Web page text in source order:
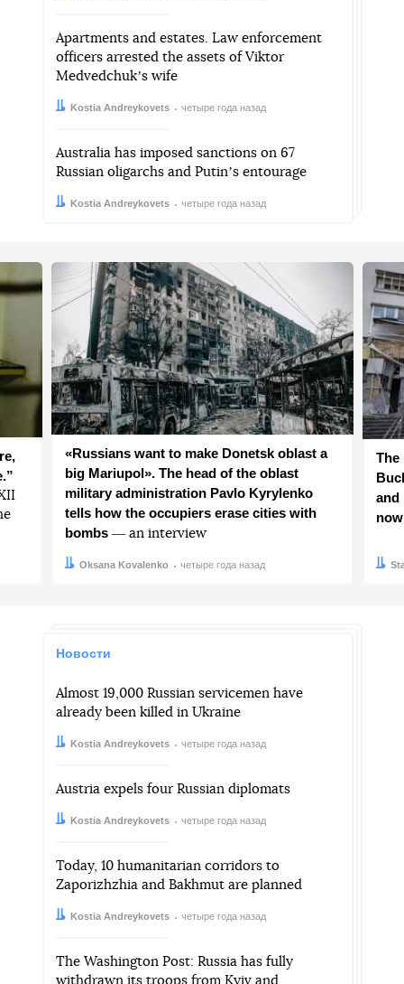
Apartments and estates. Law enforcement
officers arrested the assets of Viktor
Medvedchukʼs wife
Автор:Kostia Andreykovets
Дата: четыре года назад
Australia has imposed sanctions on 67
Russian oligarchs and Putinʼs entourage
Автор:Kostia Andreykovets
Дата: четыре года назад
«Russians want to make Donetsk oblast a
big Mariupol». The head of the oblast
military administration Pavlo Kyrylenko
tells how the occupiers erase cities with
bombs ― an interview
Автор:
Oksana Kovalenko
Дата: четыре года назад
The
and
now
Дата:
Новости
Almost 19,000 Russian servicemen have
already been killed in Ukraine
Автор:Kostia Andreykovets
Дата: четыре года назад
Austria expels four Russian diplomats
Автор:Kostia Andreykovets
Дата: четыре года назад
Today, 10 humanitarian corridors to
Zaporizhzhia and Bakhmut are planned
Автор:Kostia Andreykovets
Дата: четыре года назад
The Washington Post: Russia has fully
withdrawn its troops from Kyiv and